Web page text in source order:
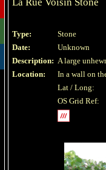
Type:
Stone
Date:
Unknown
Description: A large
Location:
In a wall on
Lat / Long:
OS Grid Ref: